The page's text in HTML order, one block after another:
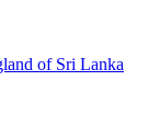
of Sri Lanka